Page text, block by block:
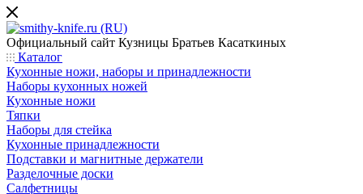
Официальный сайт Кузницы Братьев Касаткиных
Каталог
Кухонные ножи, наборы и принадлежности
Наборы кухонных ножей
Кухонные ножи
Тяпки
Наборы для стейка
Кухонные принадлежности
Подставки и магнитные держатели
Разделочные доски
Салфетницы